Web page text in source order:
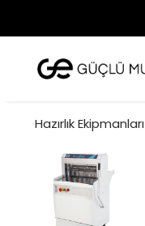
Hazırlık Ekipmanları